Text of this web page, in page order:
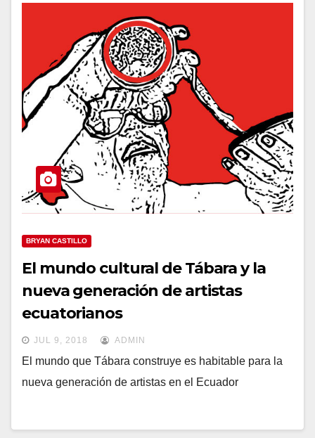
BRYAN CASTILLO
El mundo cultural de Tábara y la
nueva generación de artistas
ecuatorianos
JUL 9, 2018 ADMIN
El mundo que Tábara construye es habitable para la
nueva generación de artistas en el Ecuador